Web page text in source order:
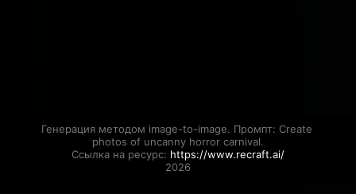
Генерация методом image-to-image. Промпт: Create
photos of uncanny horror carnival.
Ссылка на ресурс: https://www.recraft.ai/
2026